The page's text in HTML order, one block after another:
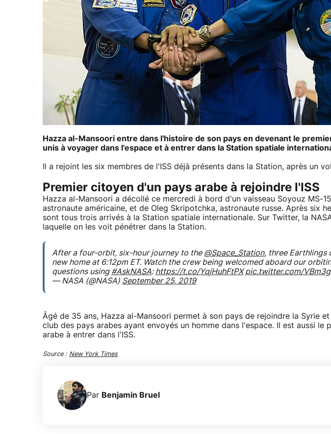
Hazza al-Mansoori entre dans l'histoire de son pays en devenant le
unis à voyager dans l'espace et à entrer dans la Station spatiale
Il a rejoint les six membres de l'ISS déjà présents dans la Station, après un
Premier citoyen d'un pays arabe à rejoindre l'ISS
Hazza al-Mansoori a décollé ce mercredi à bord d'un vaisseau Soyouz MS-
astronaute américaine, et de Oleg Skripotchka, astronaute russe. Après six
sont tous trois arrivés à la Station spatiale internationale. Sur Twitter, la
laquelle on les voit pénétrer dans la Station.
After a four-orbit, six-hour journey to the @Space_Station, three Earthlings
new home at 6:12pm ET. Watch the crew being welcomed aboard our
questions using #AskNASA: https://t.co/YqjHuhFtPX pic.twitter.com/
— NASA (@NASA) September 25, 2019
Âgé de 35 ans, Hazza al-Mansoori permet à son pays de rejoindre la Syrie
club des pays arabes ayant envoyés un homme dans l'espace. Il est aussi le
arabe à entrer dans l'ISS.
Source : New York Times
Par Benjamin Bruel